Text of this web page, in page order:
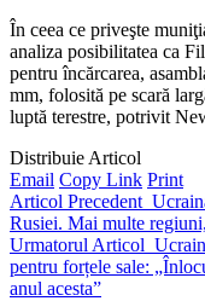
În ceea ce priveşte
analiza posibilitatea ca
pentru încărcarea,
mm, folosită pe scară
luptă terestre, potrivit
Distribuie Articol
Email Copy Link Print
Articol Precedent
Rusiei. Mai multe
Urmatorul Articol
pentru forțele sale:
anul acesta”